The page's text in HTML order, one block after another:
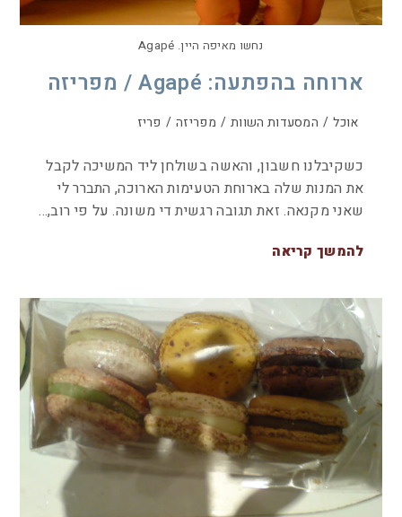
נחשו מאיפה היין. Agapé
ארוחה בהפתעה: Agapé / מפריזה
אוכל / המסעדות השוות / מפריזה / פריז
כשקיבלנו חשבון, והאשה בשולחן ליד המשיכה לקבל
את המנות שלה בארוחת הטעימות הארוכה, התברר לי
שאני מקנאה. זאת תגובה רגשית די משונה. על פי רוב,…
להמשך קריאה